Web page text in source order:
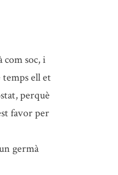
com soc, i
ell et
perquè
favor per
germà